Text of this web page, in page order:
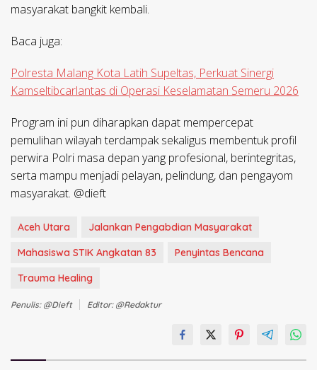
masyarakat bangkit kembali.
Baca juga:
Polresta Malang Kota Latih Supeltas, Perkuat Sinergi
Kamseltibcarlantas di Operasi Keselamatan Semeru 2026
Program ini pun diharapkan dapat mempercepat
pemulihan wilayah terdampak sekaligus membentuk profil
perwira Polri masa depan yang profesional, berintegritas,
serta mampu menjadi pelayan, pelindung, dan pengayom
masyarakat. @dieft
Aceh Utara
Jalankan Pengabdian Masyarakat
Mahasiswa STIK Angkatan 83
Penyintas Bencana
Trauma Healing
Penulis: @dieft Editor: @redaktur